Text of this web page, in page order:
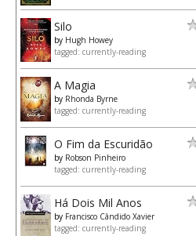
Silo
by Hugh Howey
tagged: currently-reading
A Magia
by Rhonda Byrne
tagged: currently-reading
O Fim da Escuridão
by Robson Pinheiro
tagged: currently-reading
Há Dois Mil Anos
by Francisco Cândido Xavier
tagged: currently-reading